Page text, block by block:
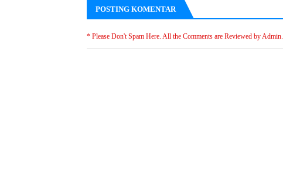
POSTING KOMENTAR
* Please Don't Spam Here. All the Comments are Reviewed by Admin.